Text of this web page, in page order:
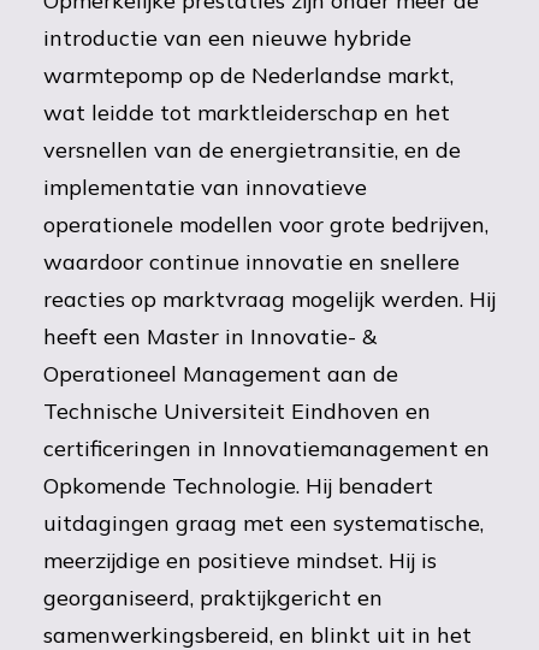
introductie van een nieuwe hybride
warmtepomp op de Nederlandse markt,
wat leidde tot marktleiderschap en het
versnellen van de energietransitie, en de
implementatie van innovatieve
operationele modellen voor grote bedrijven,
waardoor continue innovatie en snellere
reacties op marktvraag mogelijk werden. Hij
heeft een Master in Innovatie- &
Operationeel Management aan de
Technische Universiteit Eindhoven en
certificeringen in Innovatiemanagement en
Opkomende Technologie. Hij benadert
uitdagingen graag met een systematische,
meerzijdige en positieve mindset. Hij is
georganiseerd, praktijkgericht en
samenwerkingsbereid, en blinkt uit in het